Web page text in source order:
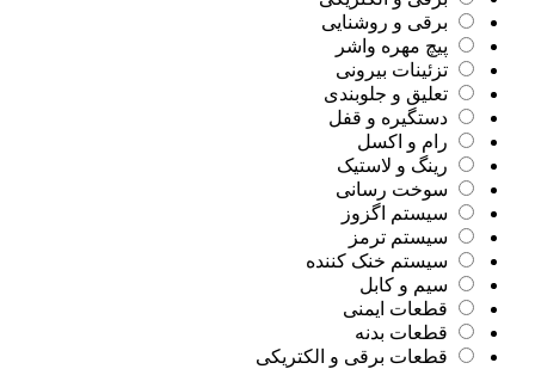
برقی و روشنایی
پیچ مهره واشر
تزئینات بیرونی
تعلیق و جلوبندی
دستگیره و قفل
رام و اکسل
رینگ و لاستیک
سوخت رسانی
سیستم اگزوز
سیستم ترمز
سیستم خنک کننده
سیم و کابل
قطعات ایمنی
قطعات بدنه
قطعات برقی و الکتریکی